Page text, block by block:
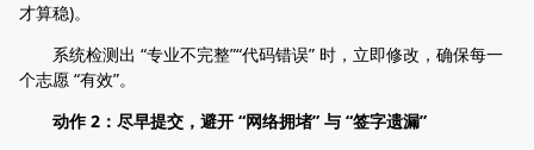
才算稳)。
系统检测出 “专业不完整”“代码错误” 时，立即修改，确保每一
个志愿 “有效”。
动作 2：尽早提交，避开 “网络拥堵” 与 “签字遗漏”